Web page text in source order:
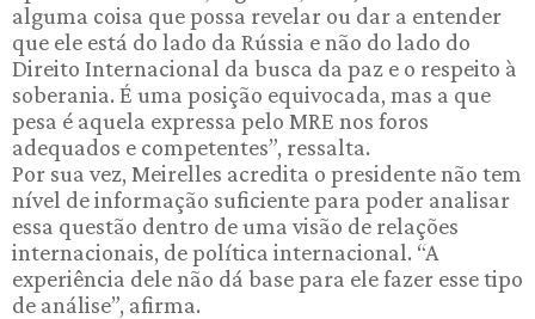
alguma coisa que possa revelar ou dar a entender
que ele está do lado da Rússia e não do lado do
Direito Internacional da busca da paz e o respeito à
soberania. É uma posição equivocada, mas a que
pesa é aquela expressa pelo MRE nos foros
adequados e competentes”, ressalta.
Por sua vez, Meirelles acredita o presidente não tem
nível de informação suficiente para poder analisar
essa questão dentro de uma visão de relações
internacionais, de política internacional. “A
experiência dele não dá base para ele fazer esse tipo
de análise”, afirma.